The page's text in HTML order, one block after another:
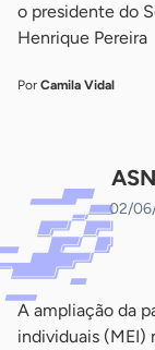
o presidente do
Henrique Pereira
Por Camila Vidal
02/
A ampliação da
individuais (MEI)